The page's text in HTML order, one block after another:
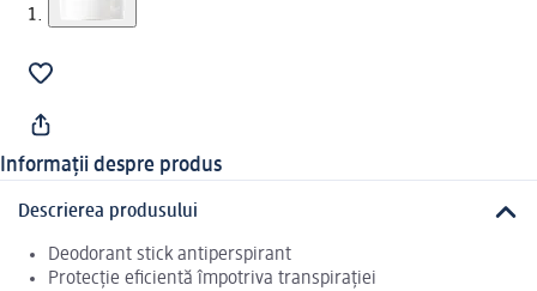
Informații despre produs
Descrierea produsului
Deodorant stick antiperspirant
Protecție eficientă împotriva transpirației